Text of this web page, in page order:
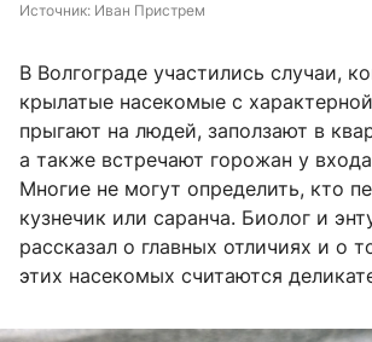
Источник: Иван Пристрем
В Волгограде участились случаи,
крылатые насекомые с
прыгают на людей, заползают в
а также встречают горожан у
Многие не могут определить, кто
кузнечик или саранча. Биолог и
рассказал о главных отличиях и о
этих насекомых считаются